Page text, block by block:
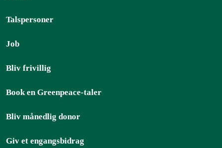
Talspersoner
Job
Bliv frivillig
Book en Greenpeace-taler
Bliv månedlig donor
Giv et engangsbidrag